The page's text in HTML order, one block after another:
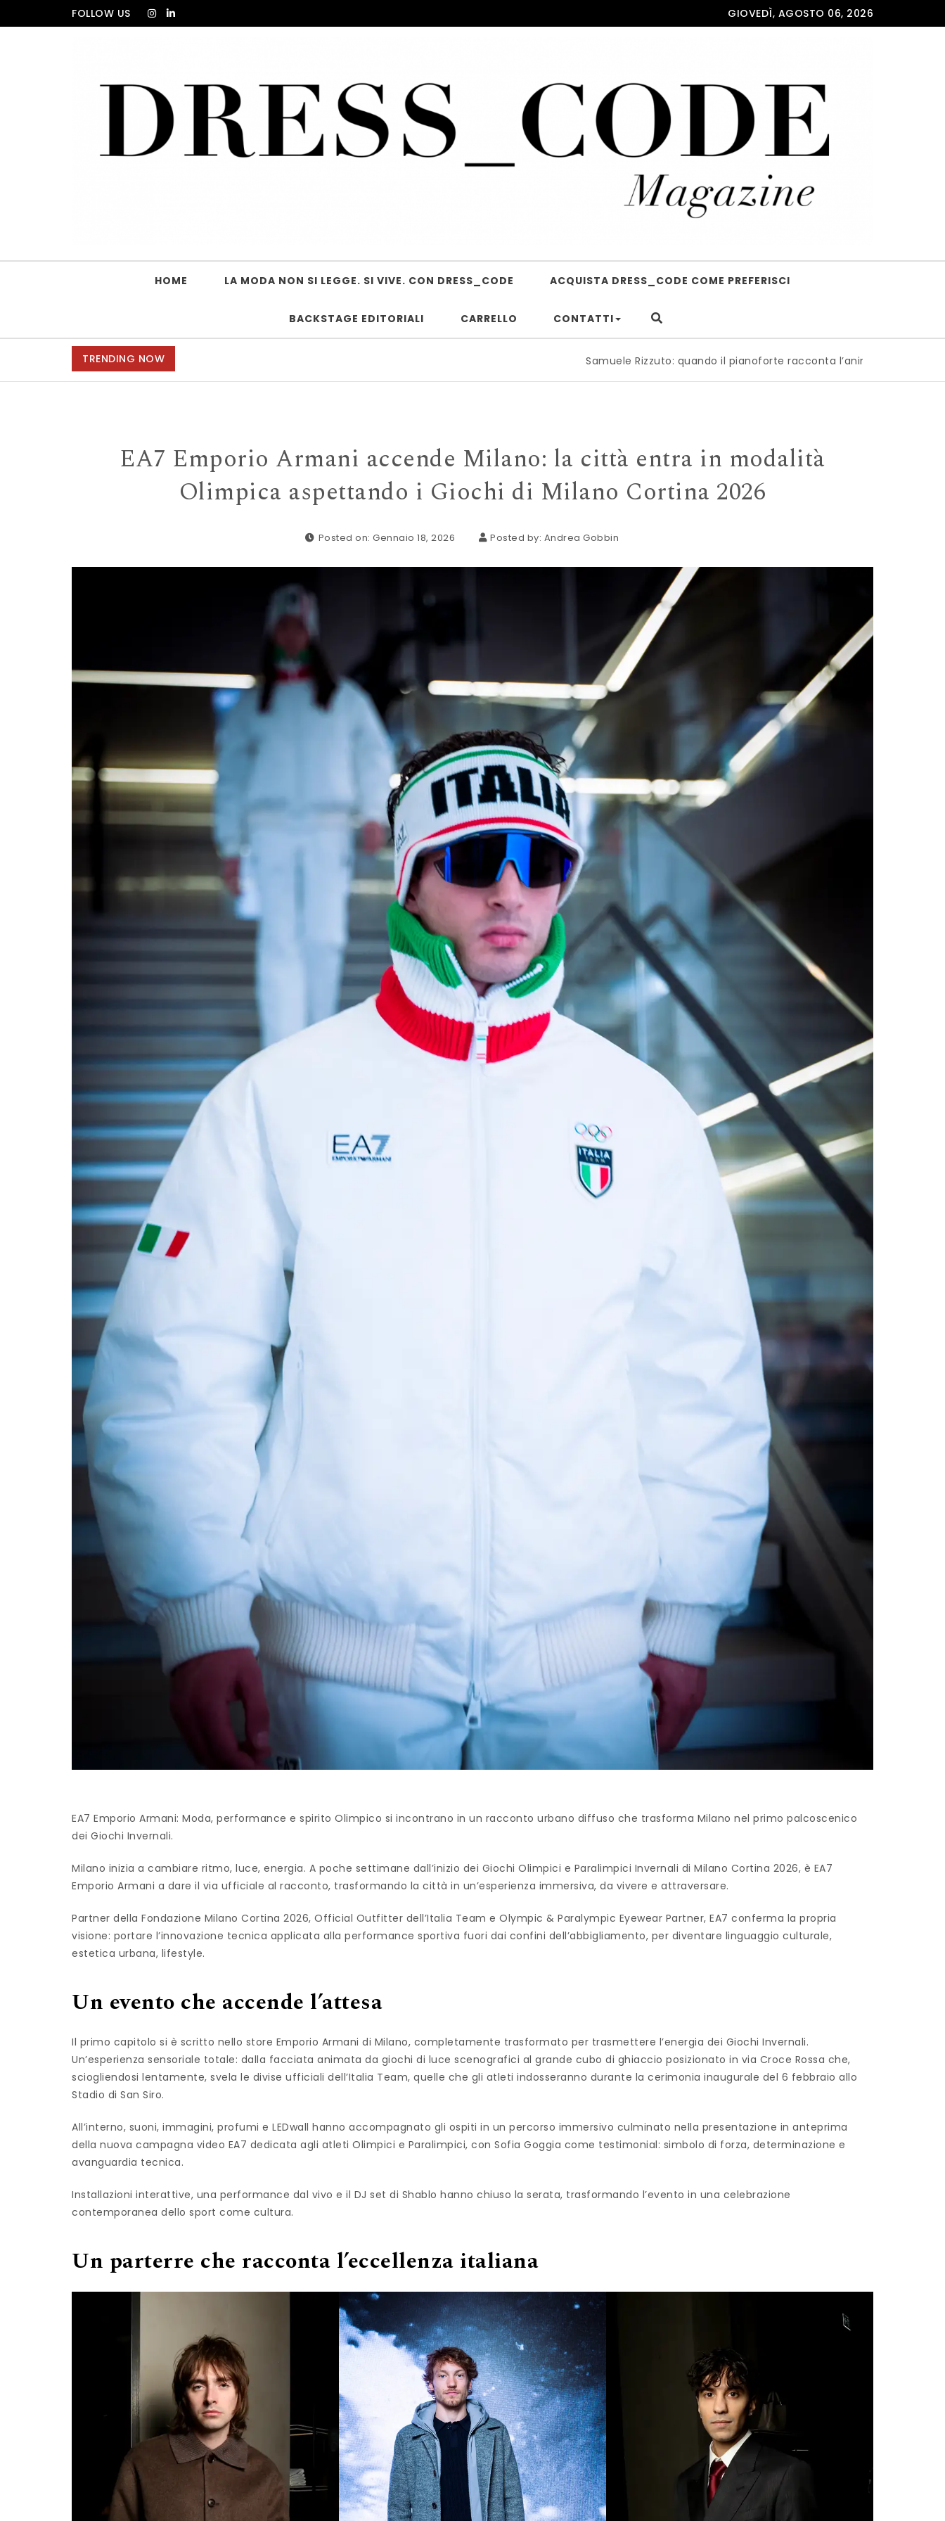
Skip to contentFOLLOW US GIOVEDÌ, AGOSTO 06, 2026
HOME LA MODA NON SI LEGGE. SI VIVE. CON DRESS_CODE ACQUISTA DRESS_CODE COME PREFERISCI
BACKSTAGE EDITORIALI CARRELLO CONTATTI
TRENDING NOW Samuele Rizzuto: quando il pianoforte racconta l’anima dell’Italia Milano è pronta
EA7 Emporio Armani accende Milano: la città entra in modalità
Olimpica aspettando i Giochi di Milano Cortina 2026
Posted on: Gennaio 18, 2026 Posted by: Andrea Gobbin
EA7 Emporio Armani: Moda, performance e spirito Olimpico si incontrano in un racconto urbano diffuso che trasforma Milano nel primo palcoscenico
dei Giochi Invernali.
Milano inizia a cambiare ritmo, luce, energia. A poche settimane dall’inizio dei Giochi Olimpici e Paralimpici Invernali di Milano Cortina 2026, è EA7
Emporio Armani a dare il via ufficiale al racconto, trasformando la città in un’esperienza immersiva, da vivere e attraversare.
Partner della Fondazione Milano Cortina 2026, Official Outfitter dell’Italia Team e Olympic & Paralympic Eyewear Partner, EA7 conferma la propria
visione: portare l’innovazione tecnica applicata alla performance sportiva fuori dai confini dell’abbigliamento, per diventare linguaggio culturale,
estetica urbana, lifestyle.
Un evento che accende l’attesa
Il primo capitolo si è scritto nello store Emporio Armani di Milano, completamente trasformato per trasmettere l’energia dei Giochi Invernali.
Un’esperienza sensoriale totale: dalla facciata animata da giochi di luce scenografici al grande cubo di ghiaccio posizionato in via Croce Rossa che,
sciogliendosi lentamente, svela le divise ufficiali dell’Italia Team, quelle che gli atleti indosseranno durante la cerimonia inaugurale del 6 febbraio allo
Stadio di San Siro.
All’interno, suoni, immagini, profumi e LEDwall hanno accompagnato gli ospiti in un percorso immersivo culminato nella presentazione in anteprima
della nuova campagna video EA7 dedicata agli atleti Olimpici e Paralimpici, con Sofia Goggia come testimonial: simbolo di forza, determinazione e
avanguardia tecnica.
Installazioni interattive, una performance dal vivo e il DJ set di Shablo hanno chiuso la serata, trasformando l’evento in una celebrazione
contemporanea dello sport come cultura.
Un parterre che racconta l’eccellenza italiana